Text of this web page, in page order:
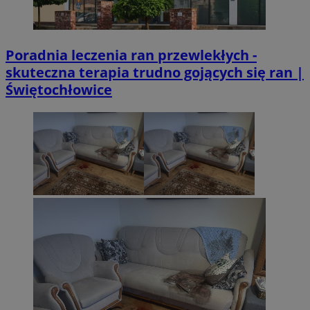
Poradnia leczenia ran przewlekłych -
skuteczna terapia trudno gojących się ran |
Świętochłowice
.youtube.com
CookieScriptConsent
CookieScript
sosnowiecki.pl
4 tygodnie 2